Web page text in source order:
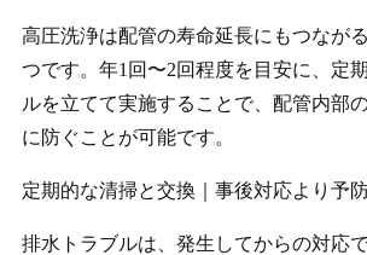
高圧洗浄は配管の寿命延長にもつなが
つです。年1回〜2回程度を目安に、定
ルを立てて実施することで、配管内部
に防ぐことが可能です。
定期的な清掃と交換｜事後対応より予
排水トラブルは、発生してからの対応